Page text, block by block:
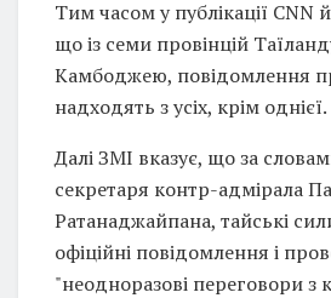
Тим часом у публікації CNN
що із семи провінцій
Камбоджею, повідомлення
надходять з усіх, крім однієї.
Далі ЗМІ вказує, що за
секретаря контр-адмірала
Ратанаджайпана, тайські
офіційні повідомлення і
"неодноразові переговори з